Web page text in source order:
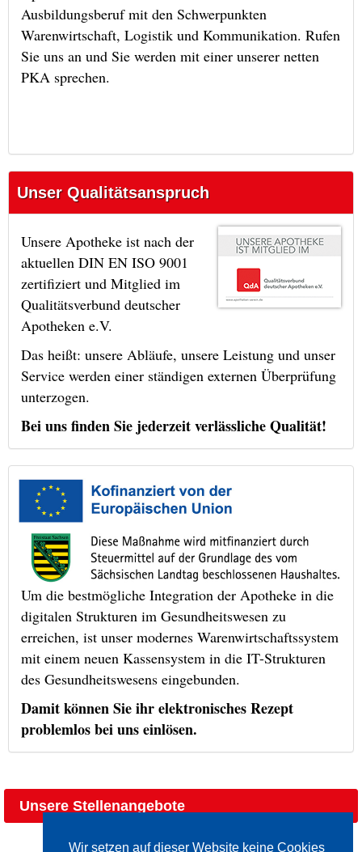
Wir setzen auf dieser Website keine Cookies
Ausbildungsberuf mit den Schwerpunkten
Warenwirtschaft, Logistik und Kommunikation. Rufen
Sie uns an und Sie werden mit einer unserer netten
PKA sprechen.
Unser Qualitätsanspruch
Unsere Apotheke ist nach der
aktuellen DIN EN ISO 9001
zertifiziert und Mitglied im
Qualitätsverbund deutscher
Apotheken e.V.
Das heißt: unsere Abläufe, unsere Leistung und unser
Service werden einer ständigen externen Überprüfung
unterzogen.
Bei uns finden Sie jederzeit verlässliche Qualität!
Um die bestmögliche Integration der Apotheke in die
digitalen Strukturen im Gesundheitswesen zu
erreichen, ist unser modernes Warenwirtschaftssystem
mit einem neuen Kassensystem in die IT-Strukturen
des Gesundheitswesens eingebunden.
Damit können Sie ihr elektronisches Rezept
problemlos bei uns einlösen.
Unsere Stellenangebote